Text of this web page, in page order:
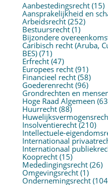
Aanbestedingsrecht(15)
Aansprakelijkheid en
Arbeidsrecht(252)
Bestuursrecht(1)
Bijzondere
Caribisch recht (Aruba,
BES)(71)
Erfrecht(47)
Europees recht(91)
Financieel recht(58)
Goederenrecht(96)
Grondrechten en
Hoge Raad Algemeen
Huurrecht(88)
Insolventierecht(210)
Intellectuele-
Internationaal
Internationaal
Kooprecht(15)
Mededingingsrecht(26)
Omgevingsrecht(1)
Ondernemingsrecht